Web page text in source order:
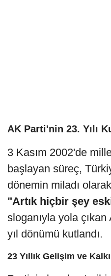
AK Parti'nin 23. Yılı
3 Kasım 2002'de
başlayan süreç,
dönemin miladı
"Artık hiçbir şey
sloganıyla yola
yıl dönümü kutlandı.
23 Yıllık Gelişim ve